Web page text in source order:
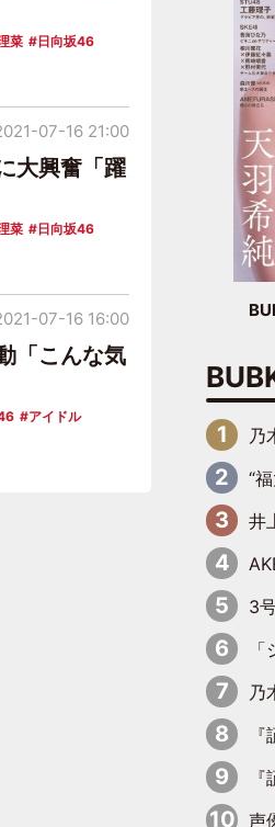
菜
日向坂46
大興奮「躍
菜
日向坂46
07-16 21:00
「こんな気
アイドル
07-16 16:00
乃
“福太郎
井上和
3号連続“
「
乃木坂46
『証言TIF
『証言TIF
声優・奥村